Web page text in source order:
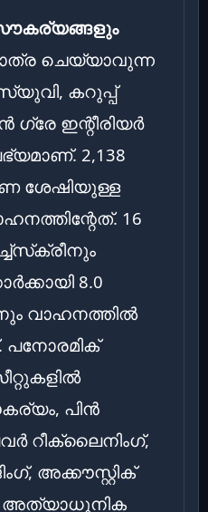
ചെയ്യാവുന്ന
കറുപ്പ്
ഇന്റീരിയർ
2,138
ശേഷിയുള്ള
16
8.0
വാഹനത്തിൽ
പനോരമിക്
പിൻ
റീക്ലൈനിംഗ്,
അക്കൗസ്റ്റിക്
അത്യാധുനിക